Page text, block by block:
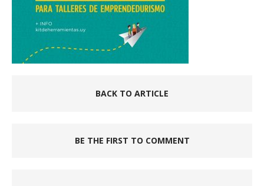
BACK TO ARTICLE
BE THE FIRST TO COMMENT